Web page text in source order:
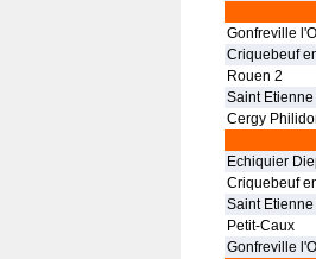
Gonfreville
Criquebeuf
Rouen 2
Saint
Cergy
Echiquier
Criquebeuf
Saint
Petit-Caux
Gonfreville